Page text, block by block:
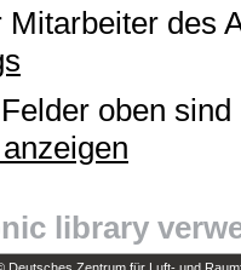
Mitarbeiter des
oben
library